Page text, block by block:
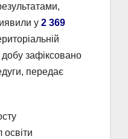
у 2 369
зафіксовано
передає
освіти